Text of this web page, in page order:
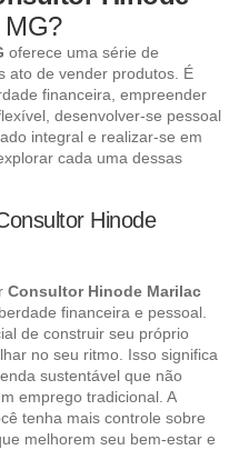
MG?
oferece uma série de
ato de vender produtos. É
financeira, empreender
desenvolver-se pessoal
integral e realizar-se em
cada uma dessas
Hinode
Consultor Hinode Marilac
financeira e pessoal.
de construir seu próprio
no seu ritmo. Isso significa
sustentável que não
emprego tradicional. A
tenha mais controle sobre
melhorem seu bem-estar e